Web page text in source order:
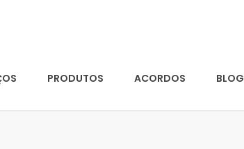
PRODUTOS ACORDOS BLOG